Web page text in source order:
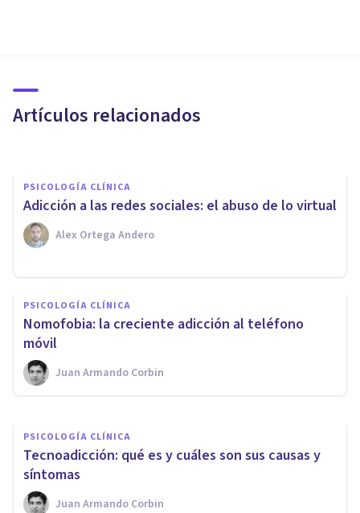
Artículos relacionados
de que estás enganchado
PSICOLOGÍA CLÍNICA
Adicción a las redes sociales: el abuso de lo virtual
Alex Ortega Andero
PSICOLOGÍA CLÍNICA
​Nomofobia: la creciente adicción al teléfono
móvil
Juan Armando Corbin
Cuando Internet se convierte
en un problema
Miguel Ángel Rizaldos
PSICOLOGÍA CLÍNICA
Tecnoadicción: qué es y cuáles son sus causas y
síntomas
Juan Armando Corbin